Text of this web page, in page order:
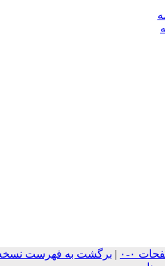
| برگشت به فهرست نسخه